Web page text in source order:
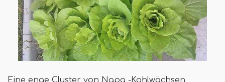
Eine enge Cluster von Napa -Kohlwächsen